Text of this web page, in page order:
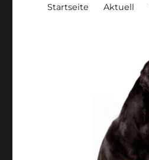
Startseite Aktuell